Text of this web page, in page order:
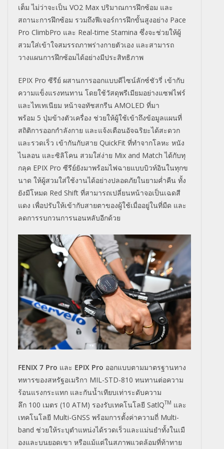
เต็ม ไม่ว่าจะเป็น VO2 Max ปริมาณการฝึกซ้อม และ
สถานะการฝึกซ้อม รวมถึงฟีเจอร์การฝึกขั้นสูงอย่าง Pace
Pro ClimbPro และ Real-time Stamina ซึ่งจะช่วยให้ผู้
สวมใส่เข้าใจสมรรถภาพร่างกายตัวเอง และสามารถ
วางแผนการฝึกซ้อมได้อย่างมีประสิทธิภาพ
EPIX Pro ซีรีย์ ผสานการออกแบบดีไซน์ลักซ์ชัวรี่ เข้ากับ
ความแข็งแรงทนทาน โดยใช้วัสดุพรีเมียมอย่างแซฟไฟร์
และไทเทเนียม หน้าจอทัชสกรีน AMOLED ที่มา
พร้อม 5 ปุ่มข้างตัวเครื่อง ช่วยให้ผู้ใช้เข้าถึงข้อมูลแผนที่
สถิติการออกกำลังกาย และแจ้งเตือนอัจฉริยะได้สะดวก
และรวดเร็ว เข้ากันกับสาย QuickFit ที่ทำจากโลหะ หนัง
ไนลอน และซิลิโคน สวมใส่ง่าย Mix and Matchได้กับทุ
กลุค EPIX Pro ซีรีย์ยังมาพร้อมไฟฉายแบบบิวท์อินในทุกข
นาด ให้ผู้สวมใส่ใช้งานได้อย่างปลอดภัยในยามค่ำคืน ทั้ง
ยังมีโหมด Red Shift ที่สามารถเปลี่ยนหน้าจอเป็นเฉดสี
แดง เพื่อปรับให้เข้ากับสายตาของผู้ใช้เมื่ออยู่ในที่มืด และ
ลดการรบกวนการนอนหลับอีกด้วย
FENIX 7 Pro และ EPIX Pro ออกแบบตามมาตรฐานทาง
ทหารของสหรัฐอเมริกา MIL-STD-810 ทนทานต่อความ
ร้อนแรงกระแทก และกันน้ำเทียบเท่าระดับความ
ลึก 100 เมตร (10 ATM) รองรับเทคโนโลยี SatlQTM และ
เทคโนโลยี Multi-GNSS พร้อมการตั้งค่าความถี่ Multi-
band ช่วยให้ระบุตำแหน่งได้รวดเร็วและแม่นยำทั้งในเมื
องและบนยอดเขา หรือแม้แต่ในสภาพแวดล้อมที่ท้าทาย